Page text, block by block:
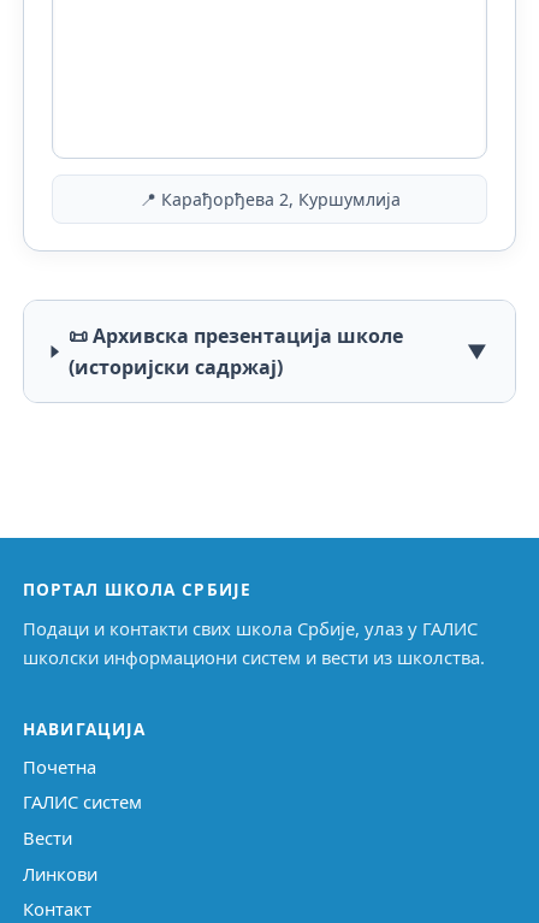
📍 Карађорђева 2, Куршумлија
📜 Архивска презентација школе
(историјски садржај)
▼
ПОРТАЛ ШКОЛА СРБИЈЕ
Подаци и контакти свих школа Србије, улаз у ГАЛИС
школски информациони систем и вести из школства.
НАВИГАЦИЈА
Почетна
ГАЛИС систем
Вести
Линкови
Контакт